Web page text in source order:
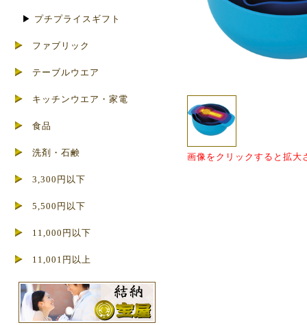
画像をクリックすると拡大
▶ プチプライスギフト
ファブリック
テーブルウエア
キッチンウエア・家電
食品
洗剤・石鹸
3,300円以下
5,500円以下
11,000円以下
11,001円以上